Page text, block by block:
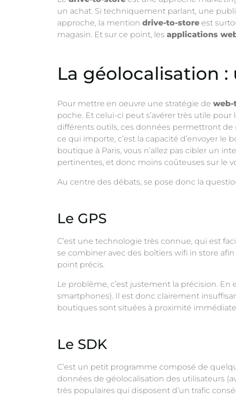
un achat. Si techniquement parlant, une
approche, la mention drive-to-store est
magasin. Et sur ce point, les applications
La géolocalisation
Pour mettre en oeuvre une stratégie de web-
poche. Et celui-ci peut s’avérer très utile
différents outils, ces données permettront de
ce qui importe, c’est la capacité d’envoyer
boutique à Paris, vous n’allez pas cibler un
pertinentes, et donc moins coûteuses sur le
Au centre des débats, se pose donc la
Le GPS
C’est une technologie très connue, qui est
se combiner avec des boîtiers wifi in store
point précis.
Le problème, c’est justement la précision. En
smartphones). Il est donc clairement
boutiques sont situées à proximité
Le SDK
C’est un petit programme composé de
données de géolocalisation des utilisateurs
très populaires qui disposent d’un trafic